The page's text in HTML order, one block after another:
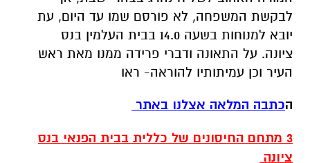
לבקשת המשפחה, לא פורסם שמו עד היום, עת
יובא למנוחות בשעה 14.0 בבית העלמין בנס
ציונה. על התאונה ודברי פרידה ממנו מאת ראש
העיר וכן עמיתותיו להוראה- ראו
הכתבה המלאה אצלנו באתר
3 מתחם החיסונים של כללית בבית הפנאי בנס
ציונה